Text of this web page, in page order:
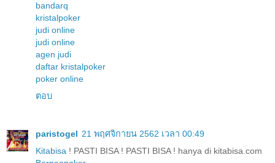
bandarq
kristalpoker
judi online
judi online
agen judi
daftar kristalpoker
poker online
ตอบ
paristogel 21 พฤศจิกายน 2562 เวลา 00:49
Kitabisa ! PASTI BISA ! PASTI BISA ! hanya di kitabisa.com